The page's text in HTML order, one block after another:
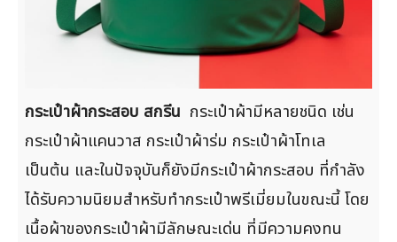
กระเป๋าผ้ากระสอบ สกรีน กระเป๋าผ้ามีหลายชนิด เช่น
กระเป๋าผ้าแคนวาส กระเป๋าผ้าร่ม กระเป๋าผ้าโทเล
เป็นต้น และในปัจจุบันก็ยังมีกระเป๋าผ้ากระสอบ ที่กำลัง
ได้รับความนิยมสำหรับทำกระเป๋าพรีเมี่ยมในขณะนี้ โดย
เนื้อผ้าของกระเป๋าผ้ามีลักษณะเด่น ที่มีความคงทน